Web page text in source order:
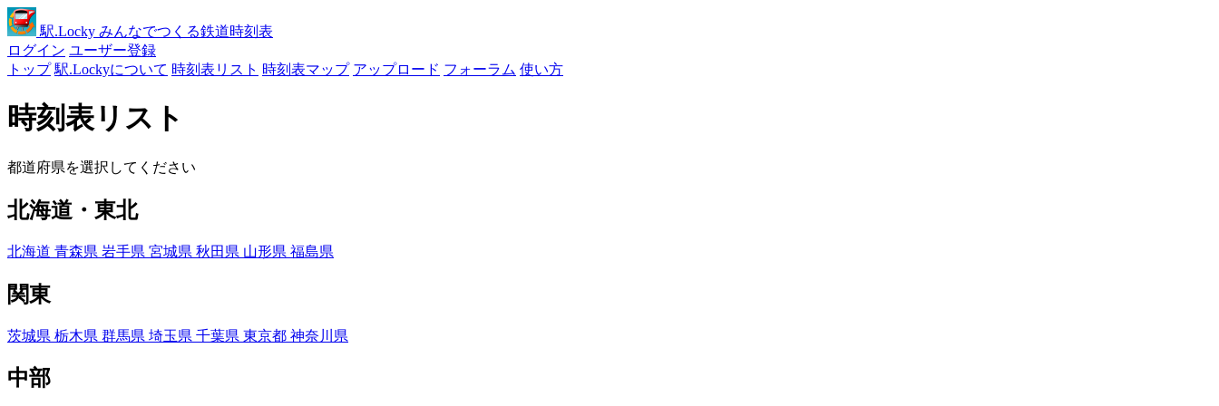
駅.Locky みんなでつくる鉄道時刻表
ログイン ユーザー登録
トップ 駅.Lockyについて 時刻表リスト 時刻表マップ アップロード フォーラム 使い方
時刻表リスト
都道府県を選択してください
北海道・東北
北海道 青森県 岩手県 宮城県 秋田県 山形県 福島県
関東
茨城県 栃木県 群馬県 埼玉県 千葉県 東京都 神奈川県
中部